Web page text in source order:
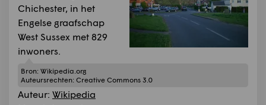
Chichester, in het
Engelse graafschap
West Sussex met 829
inwoners.
Bron: Wikipedia.org
Auteursrechten: Creative Commons 3.0
Auteur: Wikipedia